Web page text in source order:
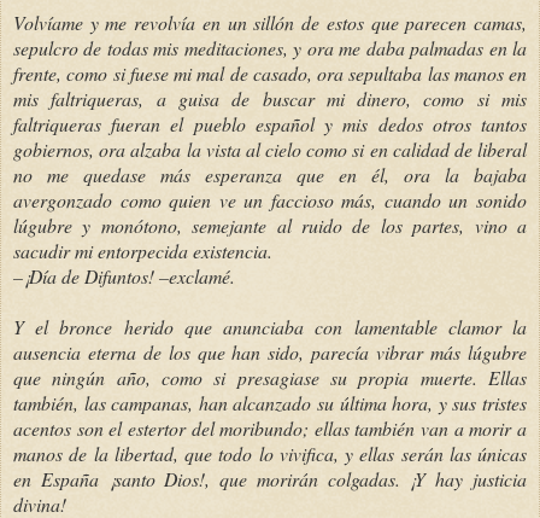
Volvíame y me revolvía en un sillón de estos que parecen camas,
sepulcro de todas mis meditaciones, y ora me daba palmadas en la
frente, como si fuese mi mal de casado, ora sepultaba las manos en
mis faltriqueras, a guisa de buscar mi dinero, como si mis
faltriqueras fueran el pueblo español y mis dedos otros tantos
gobiernos, ora alzaba la vista al cielo como si en calidad de liberal
no me quedase más esperanza que en él, ora la bajaba
avergonzado como quien ve un faccioso más, cuando un sonido
lúgubre y monótono, semejante al ruido de los partes, vino a
sacudir mi entorpecida existencia.
–¡Día de Difuntos! –exclamé.
Y el bronce herido que anunciaba con lamentable clamor la
ausencia eterna de los que han sido, parecía vibrar más lúgubre
que ningún año, como si presagiase su propia muerte. Ellas
también, las campanas, han alcanzado su última hora, y sus tristes
acentos son el estertor del moribundo; ellas también van a morir a
manos de la libertad, que todo lo vivifica, y ellas serán las únicas
en España ¡santo Dios!, que morirán colgadas. ¡Y hay justicia
divina!